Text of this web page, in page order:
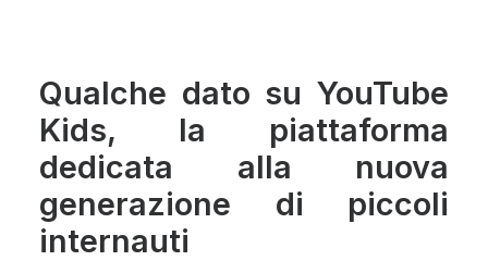
Qualche dato su YouTube
Kids, la piattaforma
dedicata alla nuova
generazione di piccoli
internauti